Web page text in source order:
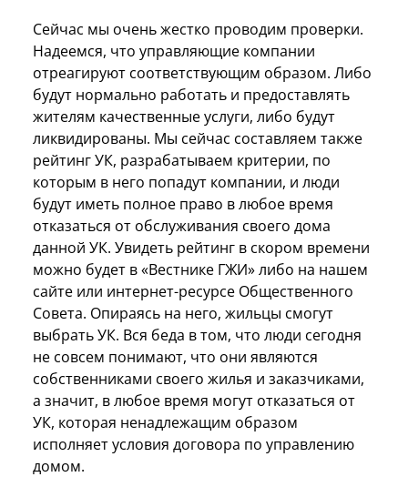
Сейчас мы очень жестко проводим проверки.
Надеемся, что управляющие компании
отреагируют соответствующим образом. Либо
будут нормально работать и предоставлять
жителям качественные услуги, либо будут
ликвидированы. Мы сейчас составляем также
рейтинг УК, разрабатываем критерии, по
которым в него попадут компании, и люди
будут иметь полное право в любое время
отказаться от обслуживания своего дома
данной УК. Увидеть рейтинг в скором времени
можно будет в «Вестнике ГЖИ» либо на нашем
сайте или интернет-ресурсе Общественного
Совета. Опираясь на него, жильцы смогут
выбрать УК. Вся беда в том, что люди сегодня
не совсем понимают, что они являются
собственниками своего жилья и заказчиками,
а значит, в любое время могут отказаться от
УК, которая ненадлежащим образом
исполняет условия договора по управлению
домом.